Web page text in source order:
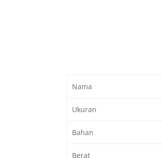
Nama
Ukuran
Bahan
Berat